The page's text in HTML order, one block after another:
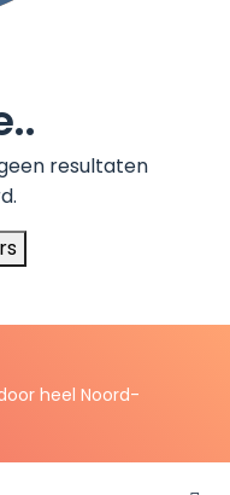
resultaten
heel Noord-